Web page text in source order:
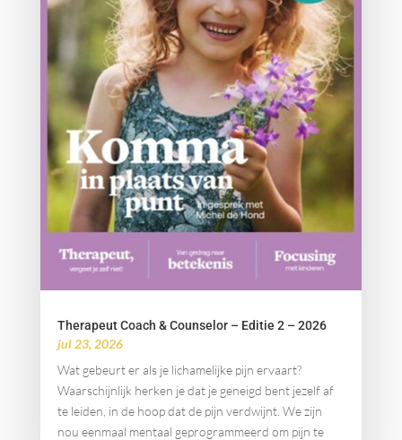
Therapeut Coach & Counselor – Editie 2 – 2026
jul 23, 2026
Wat gebeurt er als je lichamelijke pijn ervaart?
Waarschijnlijk herken je dat je geneigd bent jezelf af
te leiden, in de hoop dat de pijn verdwijnt. We zijn
nou eenmaal mentaal geprogrammeerd om pijn te